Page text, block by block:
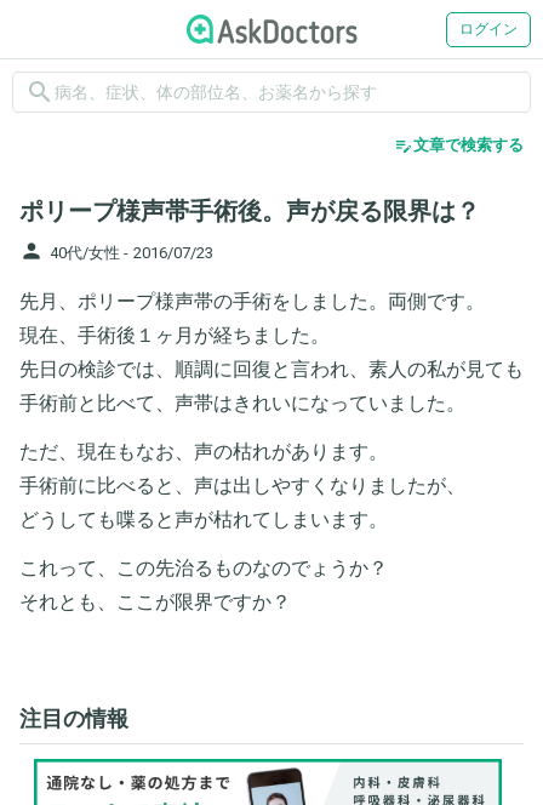
ログイン
search
edit_note文章で検索する
ポリープ様声帯手術後。声が戻る限界は？
person 40代/女性 - 2016/07/23
先月、ポリープ様声帯の手術をしました。両側です。
現在、手術後１ヶ月が経ちました。
先日の検診では、順調に回復と言われ、素人の私が見ても
手術前と比べて、声帯はきれいになっていました。
ただ、現在もなお、声の枯れがあります。
手術前に比べると、声は出しやすくなりましたが、
どうしても喋ると声が枯れてしまいます。
これって、この先治るものなのでょうか？
それとも、ここが限界ですか？
注目の情報